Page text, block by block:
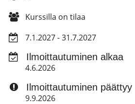
Kurssilla on tilaa
7.1.2027 - 31.7.2027
Ilmoittautuminen alkaa
4.6.2026
Ilmoittautuminen päättyy
9.9.2026